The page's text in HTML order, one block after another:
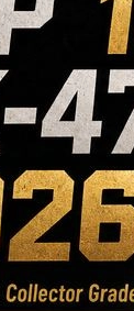
47 đáng mua
tiền đến những
phong cách,
mẹo mua hàng
cho kho đồ của